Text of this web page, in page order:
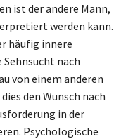
ist der andere Mann,
werden kann.
häufig innere
nach
von einem anderen
den Wunsch nach
in der
Psychologische